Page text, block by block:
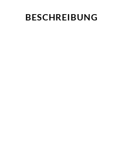
BESCHREIBUNG